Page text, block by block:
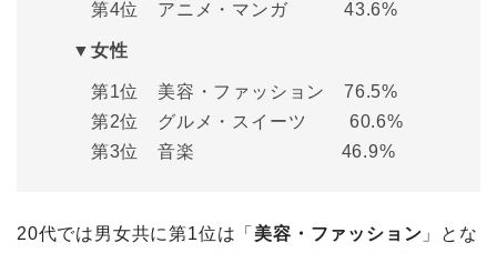
第4位 アニメ・マンガ 43.6%
▼女性
第1位 美容・ファッション 76.5%
第2位 グルメ・スイーツ 60.6%
第3位 音楽 46.9%
20代では男女共に第1位は「 美容・ファッション 」とな